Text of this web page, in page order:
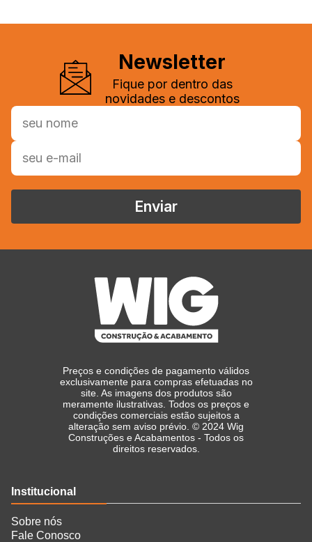
Newsletter
Fique por dentro das
novidades e descontos
Enviar
Preços e condições de pagamento válidos
exclusivamente para compras efetuadas no
site. As imagens dos produtos são
meramente ilustrativas. Todos os preços e
condições comerciais estão sujeitos a
alteração sem aviso prévio. © 2024 Wig
Construções e Acabamentos - Todos os
direitos reservados.
Institucional
Sobre nós
Fale Conosco